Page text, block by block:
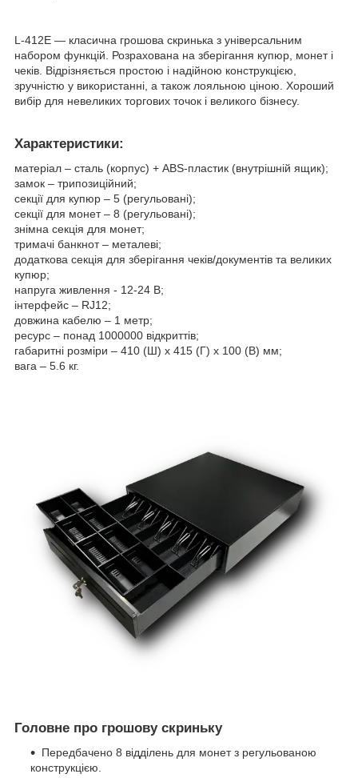
L-412E — класична грошова скринька з універсальним
набором функцій. Розрахована на зберігання купюр, монет і
чеків. Відрізняється простою і надійною конструкцією,
зручністю у використанні, а також лояльною ціною. Хороший
вибір для невеликих торгових точок і великого бізнесу.
Характеристики:
матеріал – сталь (корпус) + ABS-пластик (внутрішній ящик);
замок – трипозиційний;
секції для купюр – 5 (регульовані);
секції для монет – 8 (регульовані);
знімна секція для монет;
тримачі банкнот – металеві;
додаткова секція для зберігання чеків/документів та великих
купюр;
напруга живлення - 12-24 В;
інтерфейс – RJ12;
довжина кабелю – 1 метр;
ресурс – понад 1000000 відкриттів;
габаритні розміри – 410 (Ш) х 415 (Г) х 100 (В) мм;
вага – 5.6 кг.
Головне про грошову скриньку
Передбачено 8 відділень для монет з регульованою
конструкцією.